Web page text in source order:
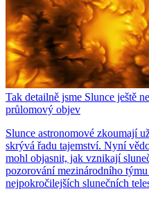
Tak detailně jsme Slunce ještě
průlomový objev
Slunce astronomové zkoumají
skrývá řadu tajemství. Nyní
mohl objasnit, jak vznikají
pozorování mezinárodního
nejpokročilejších slunečních